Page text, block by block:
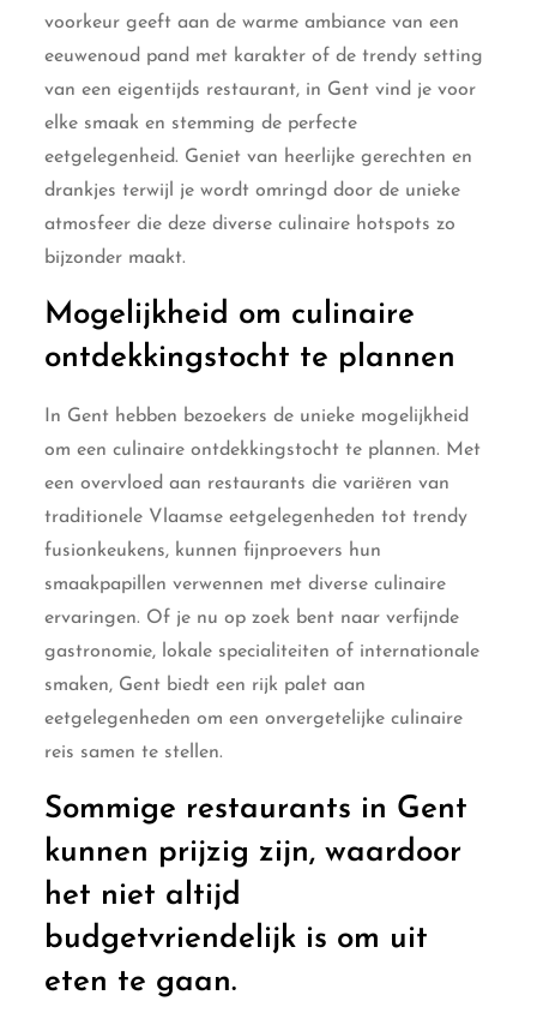
voorkeur geeft aan de warme ambiance van een
eeuwenoud pand met karakter of de trendy setting
van een eigentijds restaurant, in Gent vind je voor
elke smaak en stemming de perfecte
eetgelegenheid. Geniet van heerlijke gerechten en
drankjes terwijl je wordt omringd door de unieke
atmosfeer die deze diverse culinaire hotspots zo
bijzonder maakt.
Mogelijkheid om culinaire
ontdekkingstocht te plannen
In Gent hebben bezoekers de unieke mogelijkheid
om een culinaire ontdekkingstocht te plannen. Met
een overvloed aan restaurants die variëren van
traditionele Vlaamse eetgelegenheden tot trendy
fusionkeukens, kunnen fijnproevers hun
smaakpapillen verwennen met diverse culinaire
ervaringen. Of je nu op zoek bent naar verfijnde
gastronomie, lokale specialiteiten of internationale
smaken, Gent biedt een rijk palet aan
eetgelegenheden om een onvergetelijke culinaire
reis samen te stellen.
Sommige restaurants in Gent
kunnen prijzig zijn, waardoor
het niet altijd
budgetvriendelijk is om uit
eten te gaan.